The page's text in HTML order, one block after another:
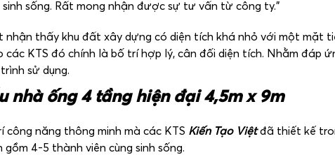
sống. Rất mong nhận được sự tư vấn từ công ty.”
nhận thấy khu đất xây dựng có diện tích khá nhỏ với một mặt
KTS đó chính là bố trí hợp lý, cân đối diện tích. Nhằm đáp
sử dụng.
nhà ống 4 tầng hiện đại4,5m x 9m
công năng thông minh mà các KTS Kiến Tạo Việtđã thiết kế
4-5 thành viên cùng sinh sống.